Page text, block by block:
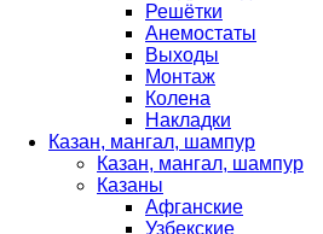
Решётки
Анемостаты
Выходы
Монтаж
Колена
Накладки
Казан, мангал, шампур
Казан, мангал, шампур
Казаны
Афганские
Узбекские